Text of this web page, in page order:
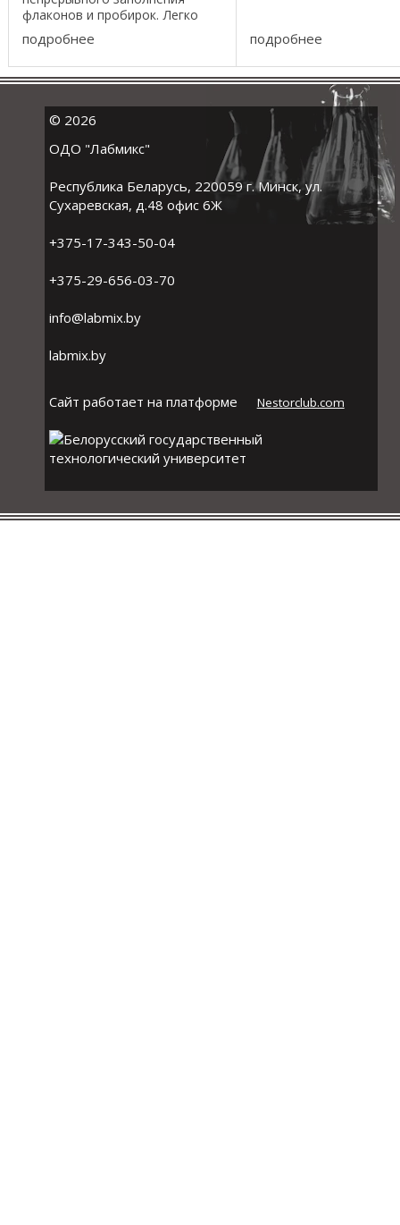
флаконов и пробирок. Легко
программируемое, интуитивно
понятное программное
обеспечение позволяет
контролировать скорость
подробнее
кПа), кипячение и ...
подробнее
© 2026
ОДО "Лабмикс"
Республика Беларусь, 220059 г. Минск, ул.
Сухаревская, д.48 офис 6Ж
+375-17-343-50-04
+375-29-656-03-70
info@labmix.by
labmix.by
Сайт работает на платформе Nestorclub.com